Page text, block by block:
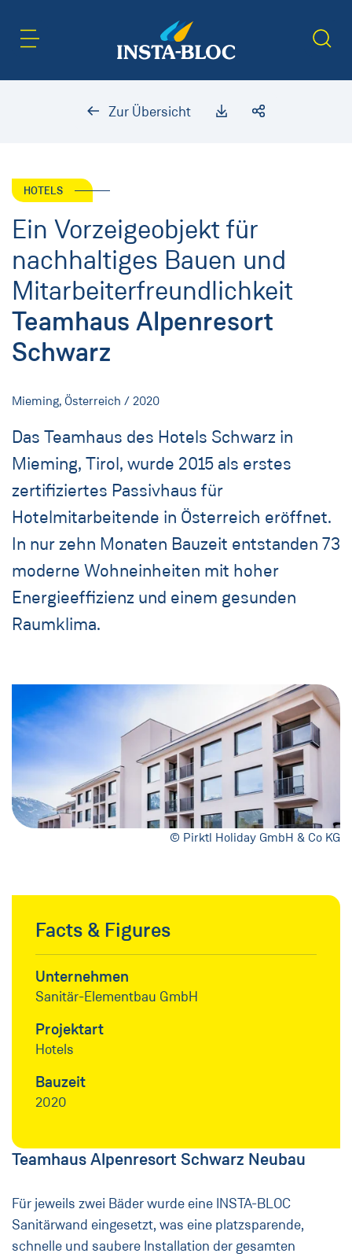
Zur Übersicht
HOTELS
Ein Vorzeigeobjekt für
nachhaltiges Bauen und
Mitarbeiterfreundlichkeit
Teamhaus Alpenresort
Schwarz
Mieming, Österreich / 2020
Das Teamhaus des Hotels Schwarz in
Mieming, Tirol, wurde 2015 als erstes
zertifiziertes Passivhaus für
Hotelmitarbeitende in Österreich eröffnet.
In nur zehn Monaten Bauzeit entstanden 73
moderne Wohneinheiten mit hoher
Energieeffizienz und einem gesunden
Raumklima.
© Pirktl Holiday GmbH & Co KG
Facts & Figures
Unternehmen
Sanitär-Elementbau GmbH
Projektart
Hotels
Bauzeit
2020
Teamhaus Alpenresort Schwarz Neubau
Für jeweils zwei Bäder wurde eine INSTA-BLOC
Sanitärwand eingesetzt, was eine platzsparende,
schnelle und saubere Installation der gesamten